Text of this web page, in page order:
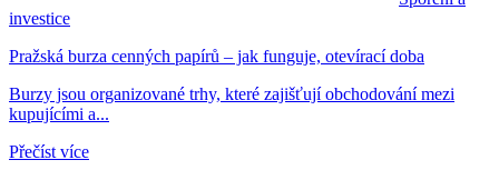
investice
Pražská burza cenných papírů – jak funguje, otevírací doba
Burzy jsou organizované trhy, které zajišťují obchodování mezi
kupujícími a...
Přečíst více